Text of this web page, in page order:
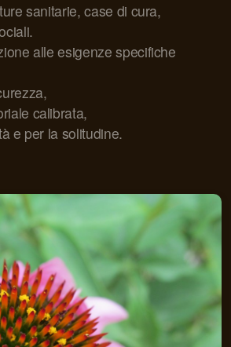
sanitarie, case di cura,
alle esigenze specifiche
calibrata,
e per la solitudine.